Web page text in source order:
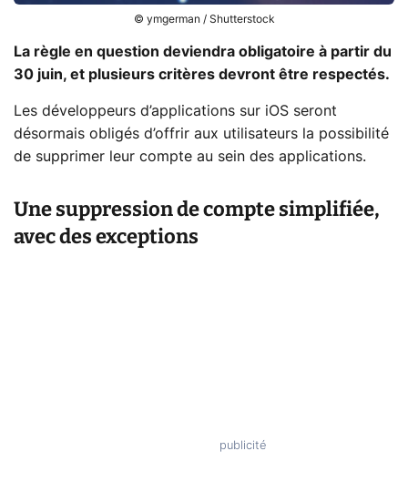
© ymgerman / Shutterstock
La règle en question deviendra obligatoire à partir du
30 juin, et plusieurs critères devront être respectés.
Les développeurs d’applications sur iOS seront
désormais obligés d’offrir aux utilisateurs la possibilité
de supprimer leur compte au sein des applications.
Une suppression de compte simplifiée,
avec des exceptions